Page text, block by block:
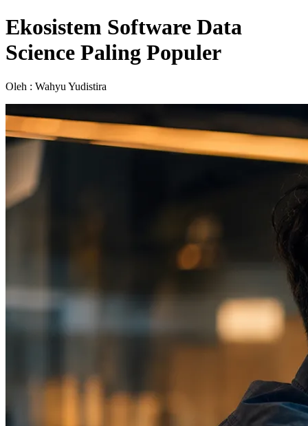
Ekosistem Software Data
Science Paling Populer
Oleh : Wahyu Yudistira